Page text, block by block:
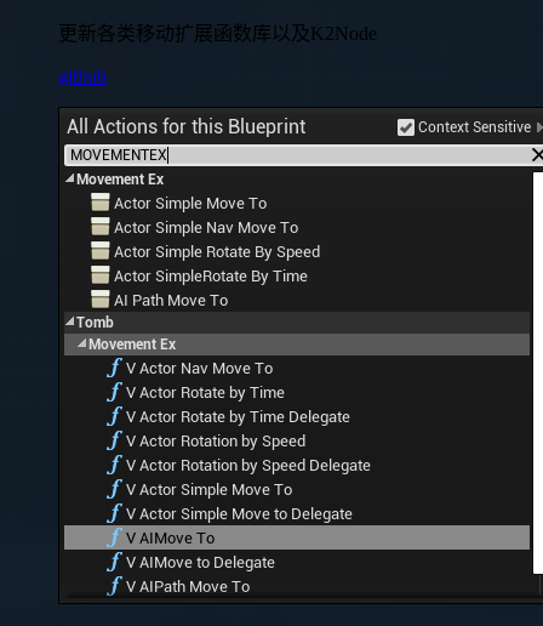
更新各类移动扩展函数库以及K2Node
github